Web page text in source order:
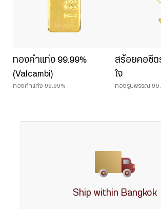
ทองคำแท่ง 99.99%
(Valcambi)
ทองคำแท่ง 99.99%
สร้อยคอซี
ใจ
ทองรูปพรรณ
Ship within Bangkok